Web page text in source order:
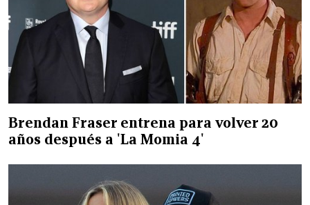
Brendan Fraser entrena para volver 20
años después a 'La Momia 4'